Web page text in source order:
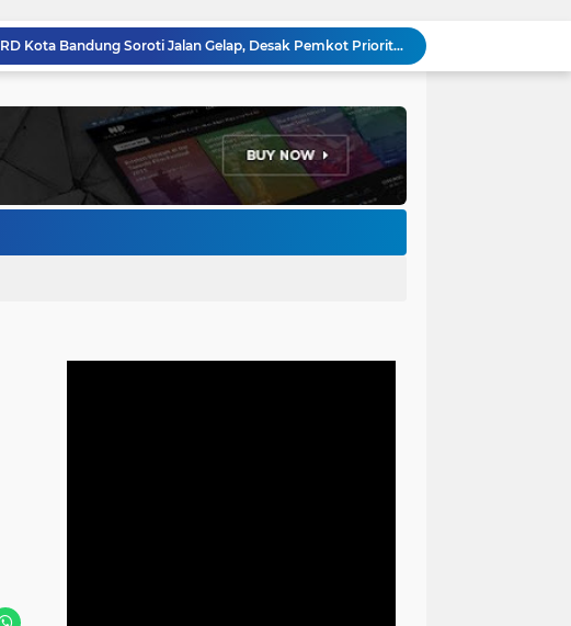
Anggota DPRD Kota Bandung Soroti Jalan Gelap, Desak Pemkot Prioritaskan Pembenahan PJU
Pemkot Bandung Gandeng Big Bad Wolf Hadirkan Festival Literasi Pages and Plates
Program Gaslah Kota Bandung Raih Apresiasi Pemerintah Pusat, Pengolahan Sampah Capai 30 Persen
Hikmah Setelah Ibadah Salat Jumat: Momentum Memperkuat Iman dan Kepedulian Sosial
Bupati Jeje Ritchie Ismail Rotasikan Kadishub dan Kadisbudpar, Serta Lantik Ratusan ASN Bandung Barat